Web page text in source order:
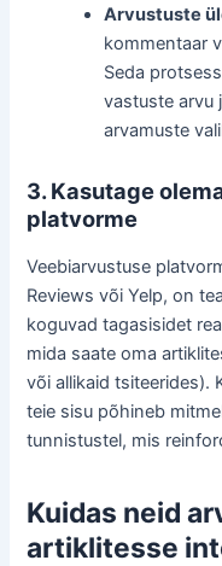
Arvustuste
kommentaar
Seda
vastuste arvu
arvamuste
3. Kasutage
platvorme
Veebiarvustuse
Reviews või Yelp, on
koguvad tagasisidet
mida saate oma
või allikaid tsiteerides).
teie sisu põhineb
tunnistustel, mis
Kuidas neid
artiklitesse